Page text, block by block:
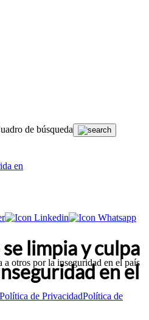
de búsqueda
otros por la inseguridad en el país
Política de PrivacidadPolítica de
en
limpia y culpa
en el